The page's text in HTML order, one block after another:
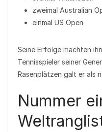
zweimal Australian
einmal US Open
Seine Erfolge machten
Tennisspieler seiner
Rasenplätzen galt er als
Nummer